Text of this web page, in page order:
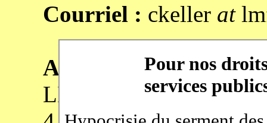
Courriel : ckeller at
Adresse :
LMF - Laboratoire